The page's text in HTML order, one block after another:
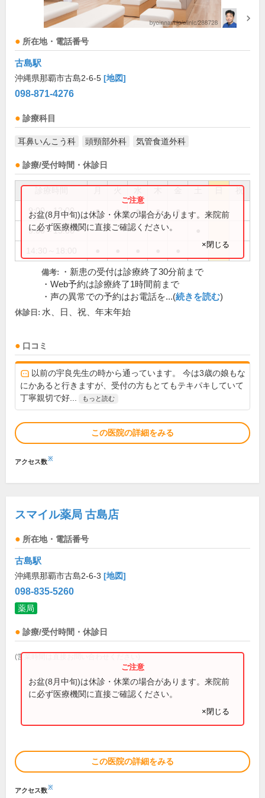
所在地・電話番号
古島駅
沖縄県那覇市古島2-6-5 [地図]
098-871-4276
診療科目
耳鼻いんこう科 頭頸部外科 気管食道外科
診療/受付時間・休診日
祝
9:00～12:00 ● ● ● ● ●
9:00～13:00
お盆(8月中旬)は休診・休業の場合があります。来院前
に必ず医療機関に直接ご確認ください。
×閉じる
備考:
・新患の受付は診療終了30分前まで
・Web予約は診療終了1時間前まで
・声の異常での予約はお電話を...(続きを読む)
休診日: 水、日、祝、年末年始
口コミ
以前の宇良先生の時から通っています。 今は3歳の娘もな
にかあると行きますが、受付の方もとてもテキパキしていて
丁寧親切で好...
もっと読む
この医院の詳細をみる
アクセス数※
スマイル薬局 古島店
所在地・電話番号
古島駅
沖縄県那覇市古島2-6-3 [地図]
098-835-5260
薬局
診療/受付時間・休診日
(営業時間は直接お問い合わせください)
お盆(8月中旬)は休診・休業の場合があります。来院前
に必ず医療機関に直接ご確認ください。
×閉じる
この医院の詳細をみる
アクセス数※